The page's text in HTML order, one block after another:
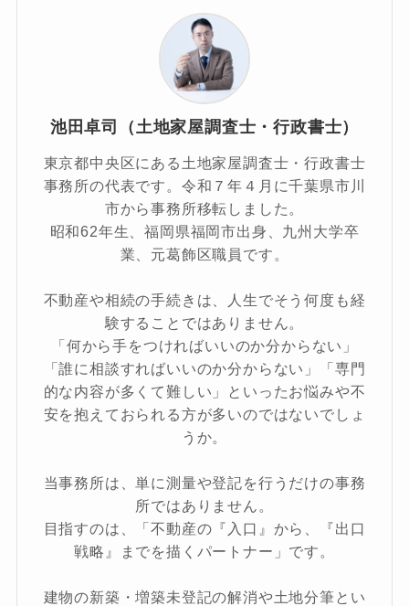
池田卓司（土地家屋調査士・行政書士）
東京都中央区にある土地家屋調査士・行政書士
事務所の代表です。令和７年４月に千葉県市川
市から事務所移転しました。
昭和62年生、福岡県福岡市出身、九州大学卒
業、元葛飾区職員です。
不動産や相続の手続きは、人生でそう何度も経
験することではありません。
「何から手をつければいいのか分からない」
「誰に相談すればいいのか分からない」「専門
的な内容が多くて難しい」といったお悩みや不
安を抱えておられる方が多いのではないでしょ
うか。
当事務所は、単に測量や登記を行うだけの事務
所ではありません。
目指すのは、「不動産の『入口』から、『出口
戦略』までを描くパートナー」です。
建物の新築・増築未登記の解消や土地分筆とい